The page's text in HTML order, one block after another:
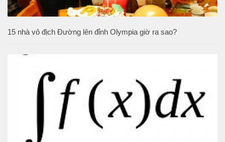
15 nhà vô địch Đường lên đỉnh Olympia giờ ra sao?